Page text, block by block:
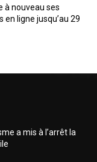
à nouveau ses
en ligne jusqu’au 29
a mis à l’arrêt la